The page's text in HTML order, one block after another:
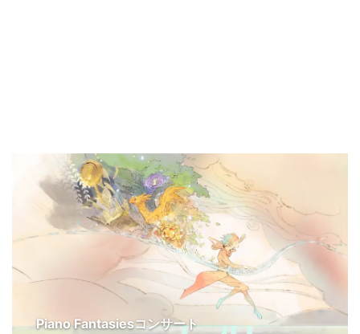
Piano Fantasiesコンサート